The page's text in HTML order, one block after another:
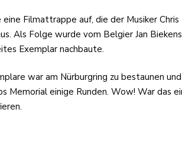
Filmattrappe auf, die der Musiker
Als Folge wurde vom Belgier Jan
Exemplar nachbaute.
war am Nürburgring zu bestaunen
Memorial einige Runden. Wow! War das